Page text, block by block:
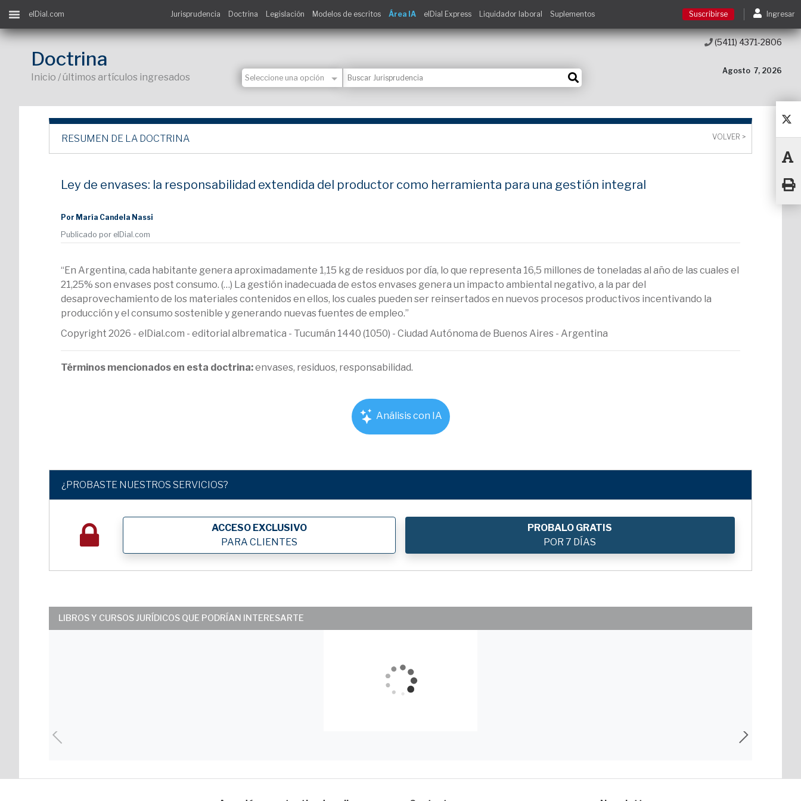
Suscribirse
Acceso a cursos
elDial.com Jurisprudencia Doctrina Legislación Modelos de escritos Área IA elDial Express Liquidador laboral Suplementos Suscribirse Ingresar
Doctrina
Inicio / últimos artículos ingresados
Agosto 7, 2026
(5411) 4371-2806
RESUMEN DE LA DOCTRINA VOLVER >
Ley de envases: la responsabilidad extendida del productor como herramienta para una gestión integral
Por María Candela Nassi
Publicado por elDial.com
“En Argentina, cada habitante genera aproximadamente 1,15 kg de residuos por día, lo que representa 16,5 millones de toneladas al año de las cuales el
21,25% son envases post consumo. (…) La gestión inadecuada de estos envases genera un impacto ambiental negativo, a la par del
desaprovechamiento de los materiales contenidos en ellos, los cuales pueden ser reinsertados en nuevos procesos productivos incentivando la
producción y el consumo sostenible y generando nuevas fuentes de empleo.”
Copyright 2026 - elDial.com - editorial albrematica - Tucumán 1440 (1050) - Ciudad Autónoma de Buenos Aires - Argentina
Términos mencionados en esta doctrina:envases, residuos, responsabilidad.
Análisis con IA
¿PROBASTE NUESTROS SERVICIOS?
ACCESO EXCLUSIVO
PARA CLIENTES
PROBALO GRATIS
POR 7 DÍAS
LIBROS Y CURSOS JURÍDICOS QUE PODRÍAN INTERESARTE